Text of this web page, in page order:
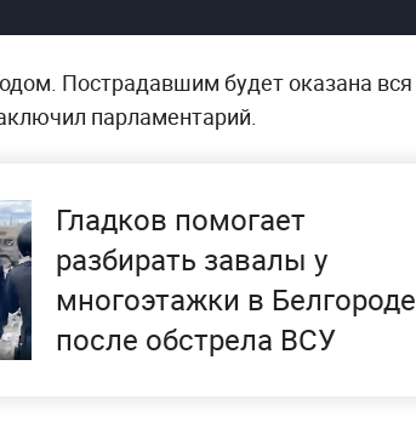
Пострадавшим будет оказана вся
парламентарий.
Гладков помогает
разбирать завалы у
многоэтажки в Белгороде
после обстрела ВСУ